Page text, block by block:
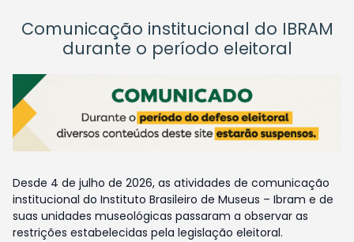
Comunicação institucional do IBRAM
durante o período eleitoral
Desde 4 de julho de 2026, as atividades de comunicação
institucional do Instituto Brasileiro de Museus – Ibram e de
suas unidades museológicas passaram a observar as
restrições estabelecidas pela legislação eleitoral.